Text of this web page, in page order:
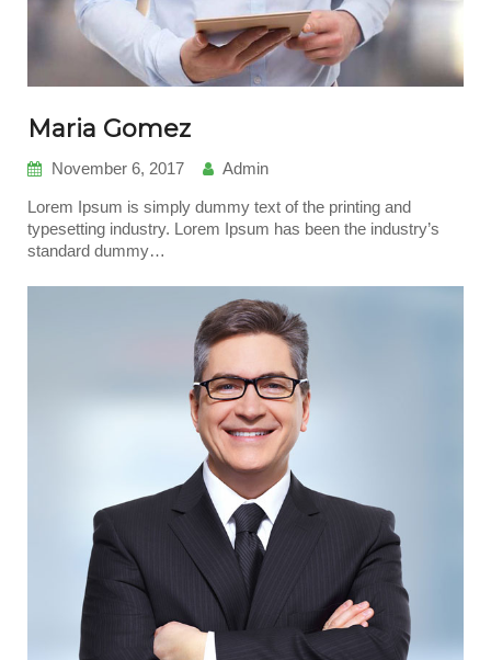
Maria Gomez
November 6, 2017 Admin
Lorem Ipsum is simply dummy text of the printing and
typesetting industry. Lorem Ipsum has been the industry’s
standard dummy…